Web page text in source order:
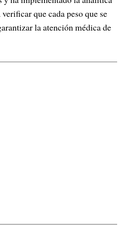
que cada peso que se
la atención médica de